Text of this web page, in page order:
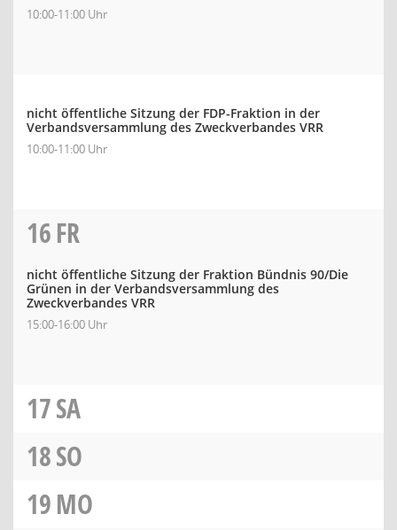
10:00-11:00 Uhr
nicht öffentliche Sitzung der FDP-Fraktion in der
Verbandsversammlung des Zweckverbandes VRR
10:00-11:00 Uhr
16FR
nicht öffentliche Sitzung der Fraktion Bündnis 90/Die
Grünen in der Verbandsversammlung des
Zweckverbandes VRR
15:00-16:00 Uhr
17SA
18SO
19MO